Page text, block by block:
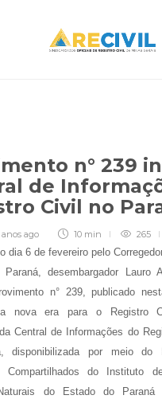
n° 239
de
Civil no
anos ago 10 min 265
dia 6 de fevereiro pelo
Paraná, desembargador Lauro
n° 239, publicado
nova era para o Registro
Central de Informações do
disponibilizada por meio do
Compartilhados do Instituto
do Estado do Paraná